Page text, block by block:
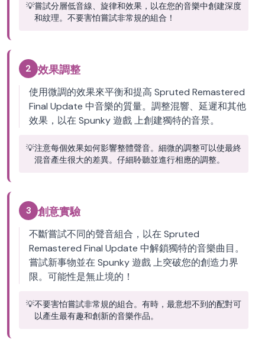
💡嘗試分層低音線、旋律和效果，以在您的音樂中創建深度
和紋理。不要害怕嘗試非常規的組合！
2 效果調整
使用微調的效果來平衡和提高 Spruted Remastered
Final Update 中音樂的質量。調整混響、延遲和其他
效果，以在 Spunky 遊戲 上創建獨特的音景。
💡注意每個效果如何影響整體聲音。細微的調整可以使最終
混音產生很大的差異。仔細聆聽並進行相應的調整。
3 創意實驗
不斷嘗試不同的聲音組合，以在 Spruted
Remastered Final Update 中解鎖獨特的音樂曲目。
嘗試新事物並在 Spunky 遊戲 上突破您的創造力界
限。可能性是無止境的！
💡不要害怕嘗試非常規的組合。有時，最意想不到的配對可
以產生最有趣和創新的音樂作品。